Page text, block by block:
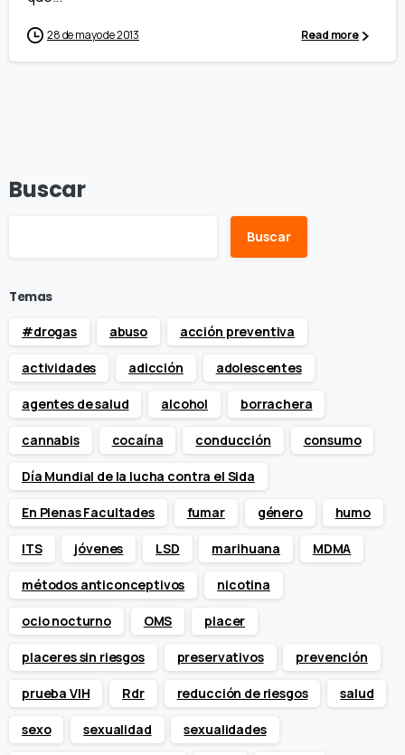
28 de mayo de 2013 Read more
Buscar
Buscar
Temas
#drogas
abuso acción preventiva
actividades adicción adolescentes
agentes de salud alcohol borrachera
cannabis cocaína conducción consumo
Día Mundial de la lucha contra el Sida
En Plenas Facultades fumar género humo
ITS jóvenes LSD marihuana MDMA
métodos anticonceptivos nicotina
ocio nocturno OMS placer
placeres sin riesgos preservativos prevención
prueba VIH Rdr reducción de riesgos salud
sexo sexualidad sexualidades